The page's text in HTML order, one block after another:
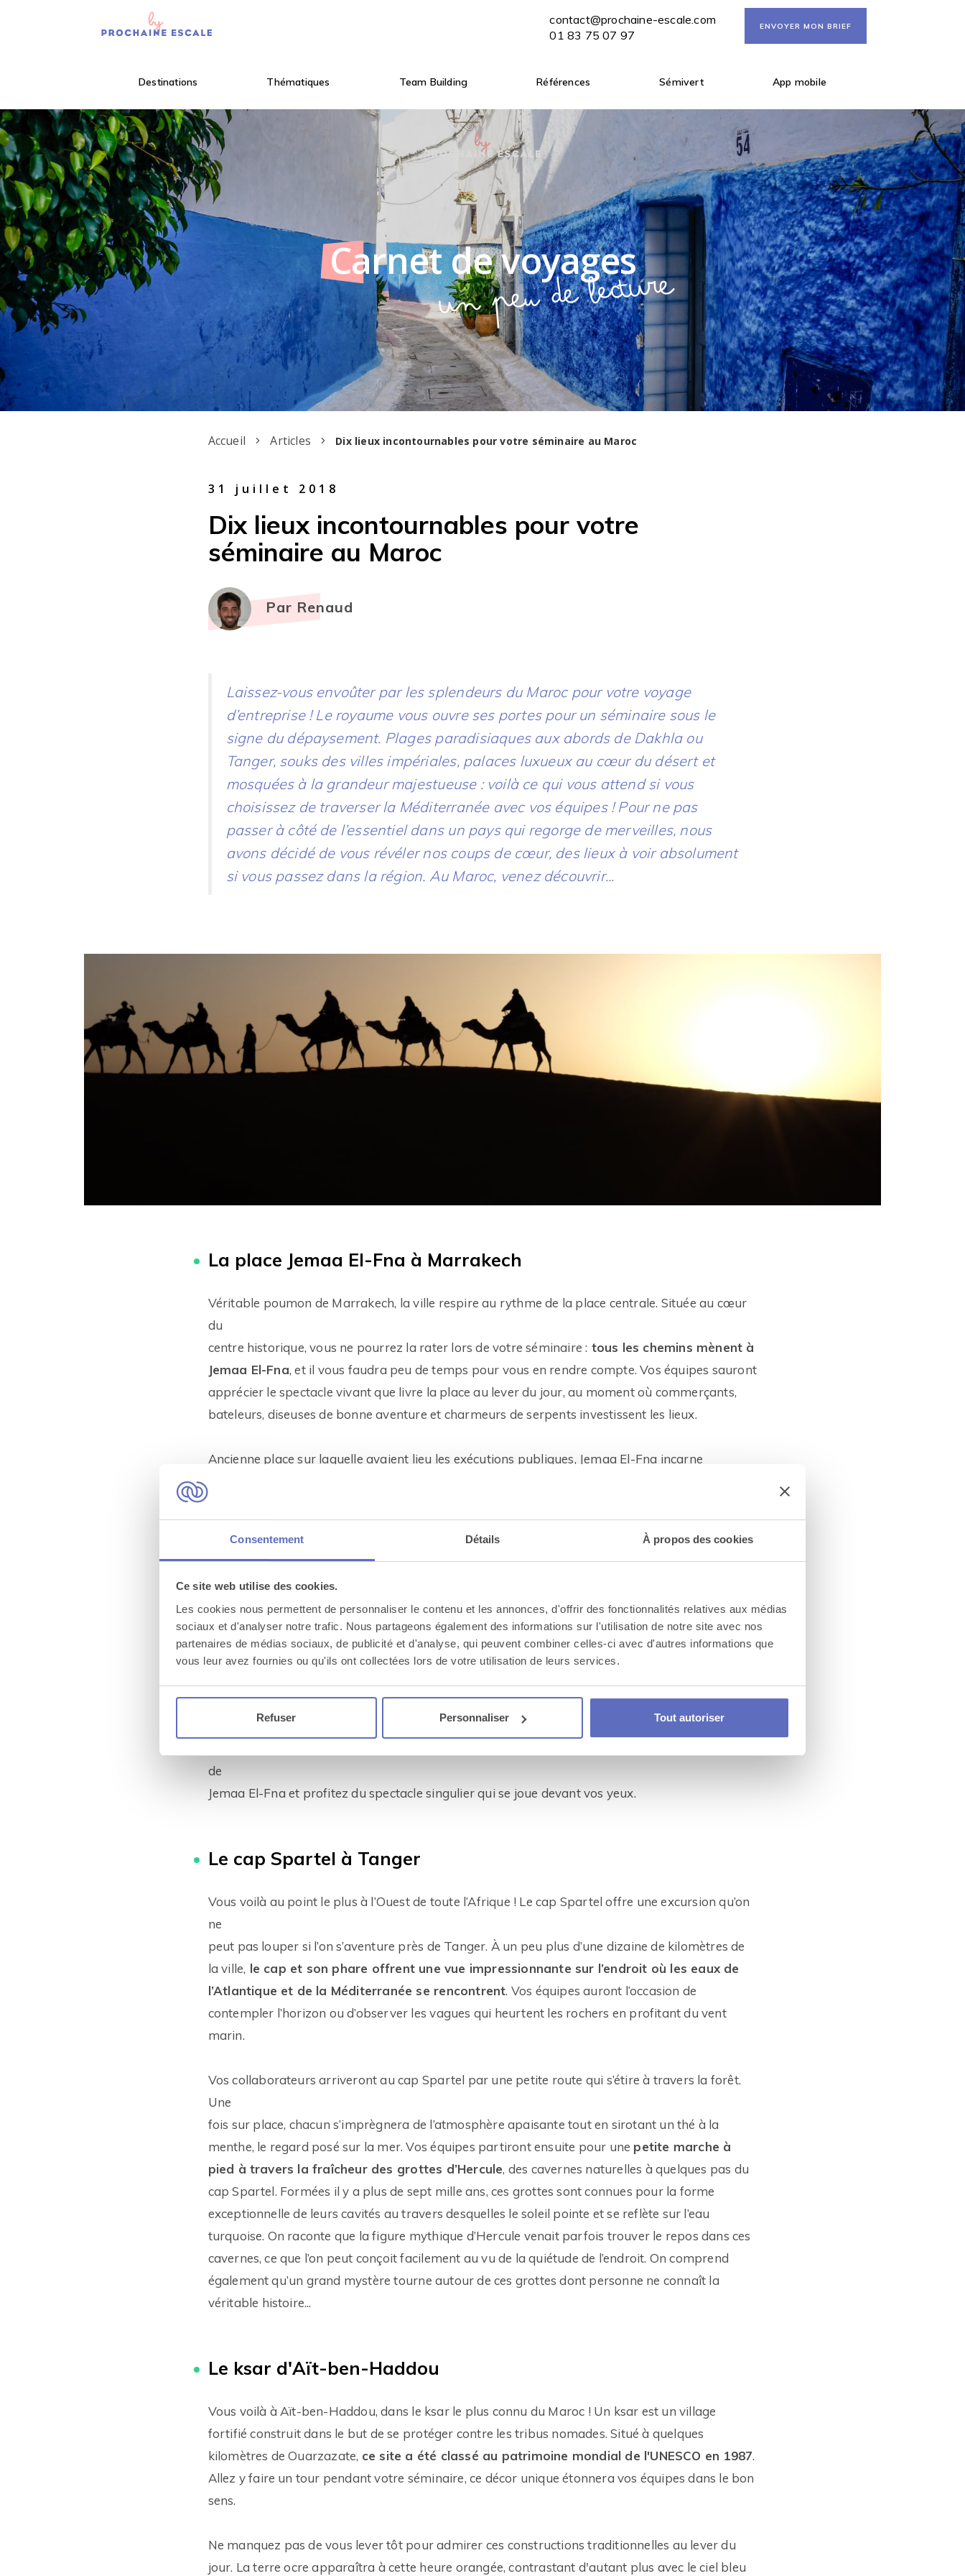
Consentement Détails À propos des cookies
Ce site web utilise des cookies.
Les cookies nous permettent de personnaliser le contenu et les annonces, d'offrir des fonctionnalités relatives aux médias
sociaux et d'analyser notre trafic. Nous partageons également des informations sur l'utilisation de notre site avec nos
partenaires de médias sociaux, de publicité et d'analyse, qui peuvent combiner celles-ci avec d'autres informations que
vous leur avez fournies ou qu'ils ont collectées lors de votre utilisation de leurs services.
Refuser Personnaliser Tout autoriser
ENVOYER MON BRIEF
contact@prochaine-escale.com
01 83 75 07 97
ENVOYER MON BRIEF
Destinations Thématiques Team Building Références Sémivert App mobile
Carnet de voyages
Un peu de lecture
Accueil Articles Dix lieux incontournables pour votre séminaire au Maroc
31 juillet 2018
Dix lieux incontournables pour votre
séminaire au Maroc
Par Renaud
Laissez-vous envoûter par les splendeurs du Maroc pour votre voyage
d’entreprise ! Le royaume vous ouvre ses portes pour un séminaire sous le
signe du dépaysement. Plages paradisiaques aux abords de Dakhla ou
Tanger, souks des villes impériales, palaces luxueux au cœur du désert et
mosquées à la grandeur majestueuse : voilà ce qui vous attend si vous
choisissez de traverser la Méditerranée avec vos équipes ! Pour ne pas
passer à côté de l’essentiel dans un pays qui regorge de merveilles, nous
avons décidé de vous révéler nos coups de cœur, des lieux à voir absolument
si vous passez dans la région. Au Maroc, venez découvrir...
La place Jemaa El-Fna à Marrakech
Véritable poumon de Marrakech, la ville respire au rythme de la place centrale. Située au cœur
du
centre historique, vous ne pourrez la rater lors de votre séminaire : tous les chemins mènent à
Jemaa El-Fna, et il vous faudra peu de temps pour vous en rendre compte. Vos équipes sauront
apprécier le spectacle vivant que livre la place au lever du jour, au moment où commerçants,
bateleurs, diseuses de bonne aventure et charmeurs de serpents investissent les lieux.
Ancienne place sur laquelle avaient lieu les exécutions publiques, Jemaa El-Fna incarne
gigantesque dans lequel vous prenez place, sur les toits d’un café par exemple, pour
restauration envahissent l’espace, les touristes se font plus nombreux et les lumières des
échoppes éclairent la place comme des milliers d’étoiles.
Vous et vos équipes aurez alors l’occasion de prendre une pause sur les tables en bois qui
forment le prolongement des stands où vous dégusterez brochettes, calamars, couscous ou
de
Jemaa El-Fna et profitez du spectacle singulier qui se joue devant vos yeux.
Le cap Spartel à Tanger
Vous voilà au point le plus à l’Ouest de toute l’Afrique ! Le cap Spartel offre une excursion qu’on
ne
peut pas louper si l’on s’aventure près de Tanger. À un peu plus d’une dizaine de kilomètres de
la ville, le cap et son phare offrent une vue impressionnante sur l’endroit où les eaux de
l’Atlantique et de la Méditerranée se rencontrent. Vos équipes auront l’occasion de
contempler l’horizon ou d’observer les vagues qui heurtent les rochers en profitant du vent
marin.
Vos collaborateurs arriveront au cap Spartel par une petite route qui s’étire à travers la forêt.
Une
fois sur place, chacun s’imprègnera de l’atmosphère apaisante tout en sirotant un thé à la
menthe, le regard posé sur la mer. Vos équipes partiront ensuite pour une petite marche à
pied à travers la fraîcheur des grottes d’Hercule, des cavernes naturelles à quelques pas du
cap Spartel. Formées il y a plus de sept mille ans, ces grottes sont connues pour la forme
exceptionnelle de leurs cavités au travers desquelles le soleil pointe et se reflète sur l’eau
turquoise. On raconte que la figure mythique d’Hercule venait parfois trouver le repos dans ces
cavernes, ce que l’on peut conçoit facilement au vu de la quiétude de l’endroit. On comprend
également qu’un grand mystère tourne autour de ces grottes dont personne ne connaît la
véritable histoire...
Le ksar d'Aït-ben-Haddou
Vous voilà à Aït-ben-Haddou, dans le ksar le plus connu du Maroc ! Un ksar est un village
fortifié construit dans le but de se protéger contre les tribus nomades. Situé à quelques
kilomètres de Ouarzazate, ce site a été classé au patrimoine mondial de l'UNESCO en 1987.
Allez y faire un tour pendant votre séminaire, ce décor unique étonnera vos équipes dans le bon
sens.
Ne manquez pas de vous lever tôt pour admirer ces constructions traditionnelles au lever du
jour. La terre ocre apparaîtra à cette heure orangée, contrastant d'autant plus avec le ciel bleu